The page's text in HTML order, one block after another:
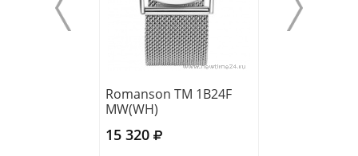
Romanson TM 1B24F
MW(WH)
15 320